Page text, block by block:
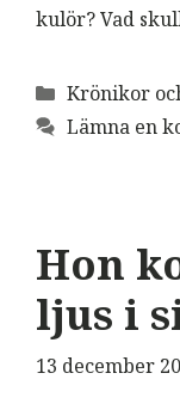
kulör? Vad
Kategorier
Krönikor
Lämna en
Hon
ljus i
13 december